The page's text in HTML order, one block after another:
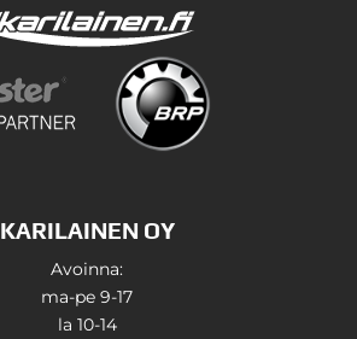
KARILAINEN OY
Avoinna:
ma-pe 9-17
la 10-14